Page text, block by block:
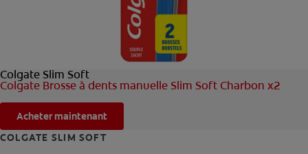
POUR LES PROFESSIONNELS
Colgate Slim Soft
Colgate Brosse à dents manuelle Slim Soft Charbon x2
Acheter maintenant
COLGATE SLIM SOFT